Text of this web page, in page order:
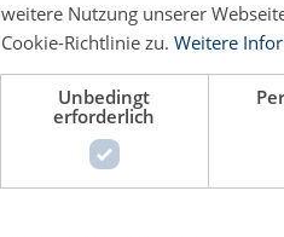
weitere Nutzung unserer
Cookie-Richtlinie zu. Weitere
Unbedingt
erforderlich